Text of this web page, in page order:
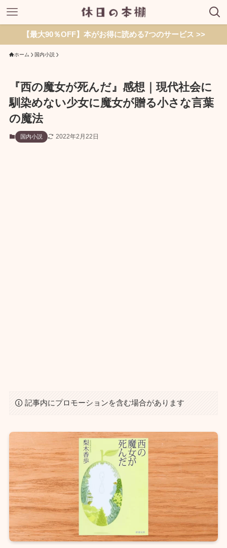
【最大90％OFF】本がお得に読める7つのサービス >>
ホーム 国内小説
『西の魔女が死んだ』感想｜現代社会に
馴染めない少女に魔女が贈る小さな言葉
の魔法
国内小説 2022年2月22日
記事内にプロモーションを含む場合があります